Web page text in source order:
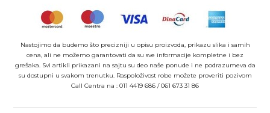
Nastojimo da budemo što precizniji u opisu proizvoda, prikazu slika i samih
cena, ali ne možemo garantovati da su sve informacije kompletne i bez
grešaka. Svi artikli prikazani na sajtu su deo naše ponude i ne podrazumeva da
su dostupni u svakom trenutku. Raspoloživost robe možete proveriti pozivom
Call Centra na : 011 4419 686 /061 673 31 86